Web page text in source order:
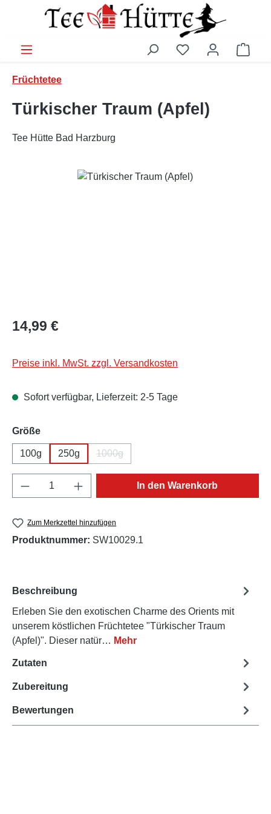
Zum Hauptinhalt springen
Früchtetee
Türkischer Traum (Apfel)
Tee Hütte Bad Harzburg
Bildergalerie überspringen
Regulärer Preis:
14,99 €
Preise inkl. MwSt. zzgl. Versandkosten
Sofort verfügbar, Lieferzeit: 2-5 Tage
Größeauswählen
100g 250g 1000g
(Diese Option ist zurzeit nicht verfügbar.)
Produkt Anzahl: Gib den gewünschten
In den Warenkorb
Zum Merkzettel hinzufügen
Produktnummer: SW10029.1
Beschreibung
Erleben Sie den exotischen Charme des Orients mit
unserem köstlichen Früchtetee "Türkischer Traum
(Apfel)". Dieser natür… Mehr
Zutaten
Zubereitung
Bewertungen